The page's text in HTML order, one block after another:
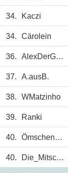
34. Kaczi
34. Cärolein
36. AlexDerGroße
37. A.ausB.
38. WMatzinho
39. Ranki
40. Ömschen1963
40. Die_Mitschusns